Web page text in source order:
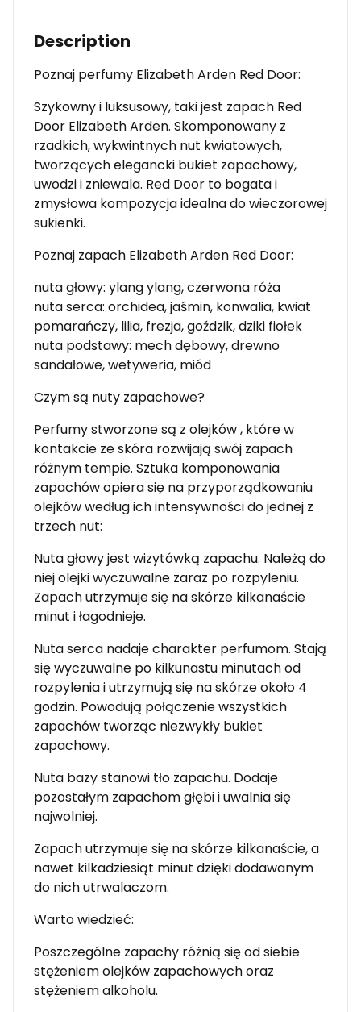
Description
Poznaj perfumy Elizabeth Arden Red Door:
Szykowny i luksusowy, taki jest zapach Red
Door Elizabeth Arden. Skomponowany z
rzadkich, wykwintnych nut kwiatowych,
tworzących elegancki bukiet zapachowy,
uwodzi i zniewala. Red Door to bogata i
zmysłowa kompozycja idealna do wieczorowej
sukienki.
Poznaj zapach Elizabeth Arden Red Door:
nuta głowy: ylang ylang, czerwona róża
nuta serca: orchidea, jaśmin, konwalia, kwiat
pomarańczy, lilia, frezja, goździk, dziki fiołek
nuta podstawy: mech dębowy, drewno
sandałowe, wetyweria, miód
Czym są nuty zapachowe?
Perfumy stworzone są z olejków , które w
kontakcie ze skóra rozwijają swój zapach
różnym tempie. Sztuka komponowania
zapachów opiera się na przyporządkowaniu
olejków według ich intensywności do jednej z
trzech nut:
Nuta głowy jest wizytówką zapachu. Należą do
niej olejki wyczuwalne zaraz po rozpyleniu.
Zapach utrzymuje się na skórze kilkanaście
minut i łagodnieje.
Nuta serca nadaje charakter perfumom. Stają
się wyczuwalne po kilkunastu minutach od
rozpylenia i utrzymują się na skórze około 4
godzin. Powodują połączenie wszystkich
zapachów tworząc niezwykły bukiet
zapachowy.
Nuta bazy stanowi tło zapachu. Dodaje
pozostałym zapachom głębi i uwalnia się
najwolniej.
Zapach utrzymuje się na skórze kilkanaście, a
nawet kilkadziesiąt minut dzięki dodawanym
do nich utrwalaczom.
Warto wiedzieć:
Poszczególne zapachy różnią się od siebie
stężeniem olejków zapachowych oraz
stężeniem alkoholu.